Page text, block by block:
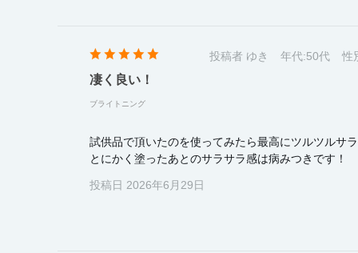
投稿者 ゆき 年代:50代 性
凄く良い！
ブライトニング
試供品で頂いたのを使ってみたら最高にツルツルサ
とにかく塗ったあとのサラサラ感は病みつきです！
投稿日 2026年6月29日